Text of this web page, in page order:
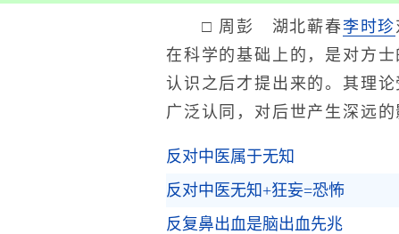
□ 周彭 湖北蕲春李时珍
在科学的基础上的，是对方
认识之后才提出来的。其理
广泛认同，对后世产生深远的
反对中医属于无知
反对中医无知+狂妄=恐怖
反复鼻出血是脑出血先兆